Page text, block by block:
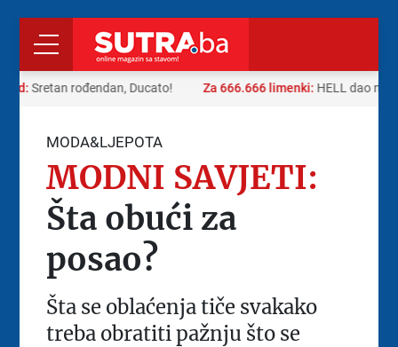
rad:Sretan rođendan, Ducato! Za 666.666 limenki:HELL dao
MODA&LJEPOTA
MODNI SAVJETI:
Šta obući za
posao?
Šta se oblaćenja tiče svakako
treba obratiti pažnju što se